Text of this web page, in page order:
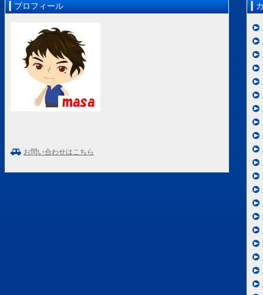
プロフィール
お問い合わせはこちら